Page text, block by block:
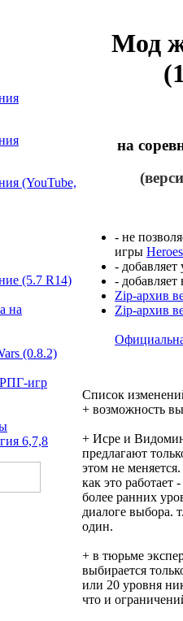
(YouTube,
(5.7 R14)
на
(0.8.2)
игр
6,7,8
Мод
на
- не
игры
-
-
Zip-архив
Zip-архив
Список
+ возможность
+ Исре и
предлагают
этом не меняется.
как это работает
более ранних
диалоге выбора.
один.
+ в тюрьме
выбирается
или 20 уровня
что и